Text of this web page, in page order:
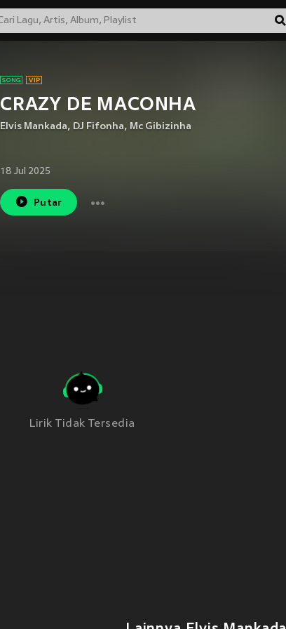
CRAZY DE MACONHA
Elvis Mankada, DJ Fifonha, Mc Gibizinha
18 Jul 2025
Putar
Lirik Tidak Tersedia